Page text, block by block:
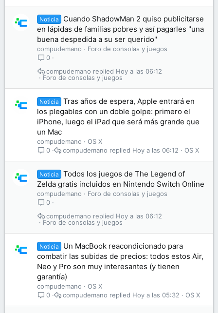
Noticia
Cuando ShadowMan 2 quiso publicitarse
en lápidas de familias pobres y así pagarles "una
buena despedida a su ser querido"
compudemano
Foro de consolas y juegos
0
Foro de consolas y juegos
Hoy a las 06:12
compudemano
Noticia
Tras años de espera, Apple entrará en
los plegables con un doble golpe: primero el
iPhone, luego el iPad que será más grande que
un Mac
compudemano
OS X
0
OS X
Hoy a las 06:12
compudemano
Noticia
Todos los juegos de The Legend of
Zelda gratis incluidos en Nintendo Switch Online
compudemano
Foro de consolas y juegos
0
Foro de consolas y juegos
Hoy a las 06:12
compudemano
Noticia
Un MacBook reacondicionado para
combatir las subidas de precios: todos estos Air,
Neo y Pro son muy interesantes (y tienen
garantía)
compudemano
OS X
0
OS X
Hoy a las 05:32
compudemano